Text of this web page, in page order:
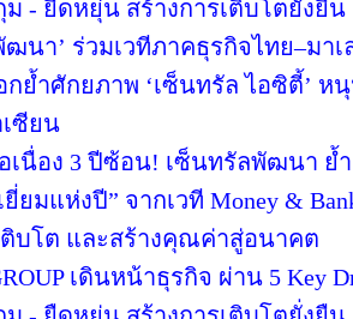
ม - ยืดหยุ่น สร้างการเติบโตยั่งยื
ฒนา’ ร่วมเวทีภาคธุรกิจไทย–มา
กย้ำศักยภาพ ‘เซ็นทรัล ไอซิตี้’
ซียน
เนื่อง 3 ปีซ้อน! เซ็นทรัลพัฒนา ย้ำ
ยมแห่งปี” จากเวที Money &
ติบโต และสร้างคุณค่าสู่อนาคต
เดินหน้าธุรกิจ ผ่าน 5 Key